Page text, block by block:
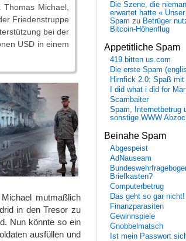
Michael,
Friedenstruppe
bei der
USD in einem
mutmaßlich
in den Tresor zu
Nun könnte so ein
ausfüllen und
Die Szene, die
erwartet hatte «
Spam zu Betrüger
Bitcoin-Höhenflug
Appetitliche Spam
419.bitten us.com
Die erste Spam
Hirnfick 2.0: Spaß mit
I did what i did for
Scambaiter
Spam, Internetbetrug
sonstige WWW
Beinahe Spam
Abgespeist
AdNauseam
Briefkasten?
Computerbetrug
Das geht so gar nicht!
Finanzparasiten
Gewinnspiele
Gnobbelmatsch
Ist mein Passwort